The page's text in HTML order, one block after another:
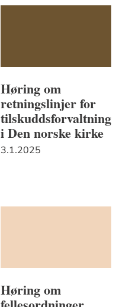
Høring om
retningslinjer for
tilskuddsforvaltning
i Den norske kirke
3.1.2025
Høring om